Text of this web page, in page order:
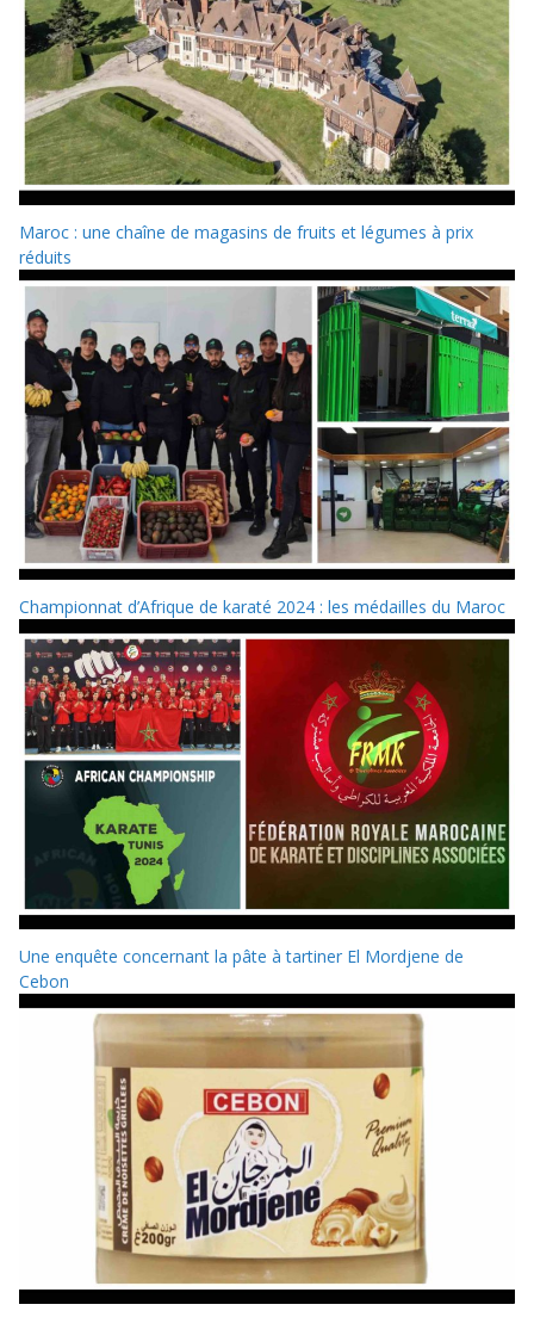
Maroc : une chaîne de magasins de fruits et légumes à prix
réduits
Championnat d’Afrique de karaté 2024 : les médailles du Maroc
Une enquête concernant la pâte à tartiner El Mordjene de
Cebon